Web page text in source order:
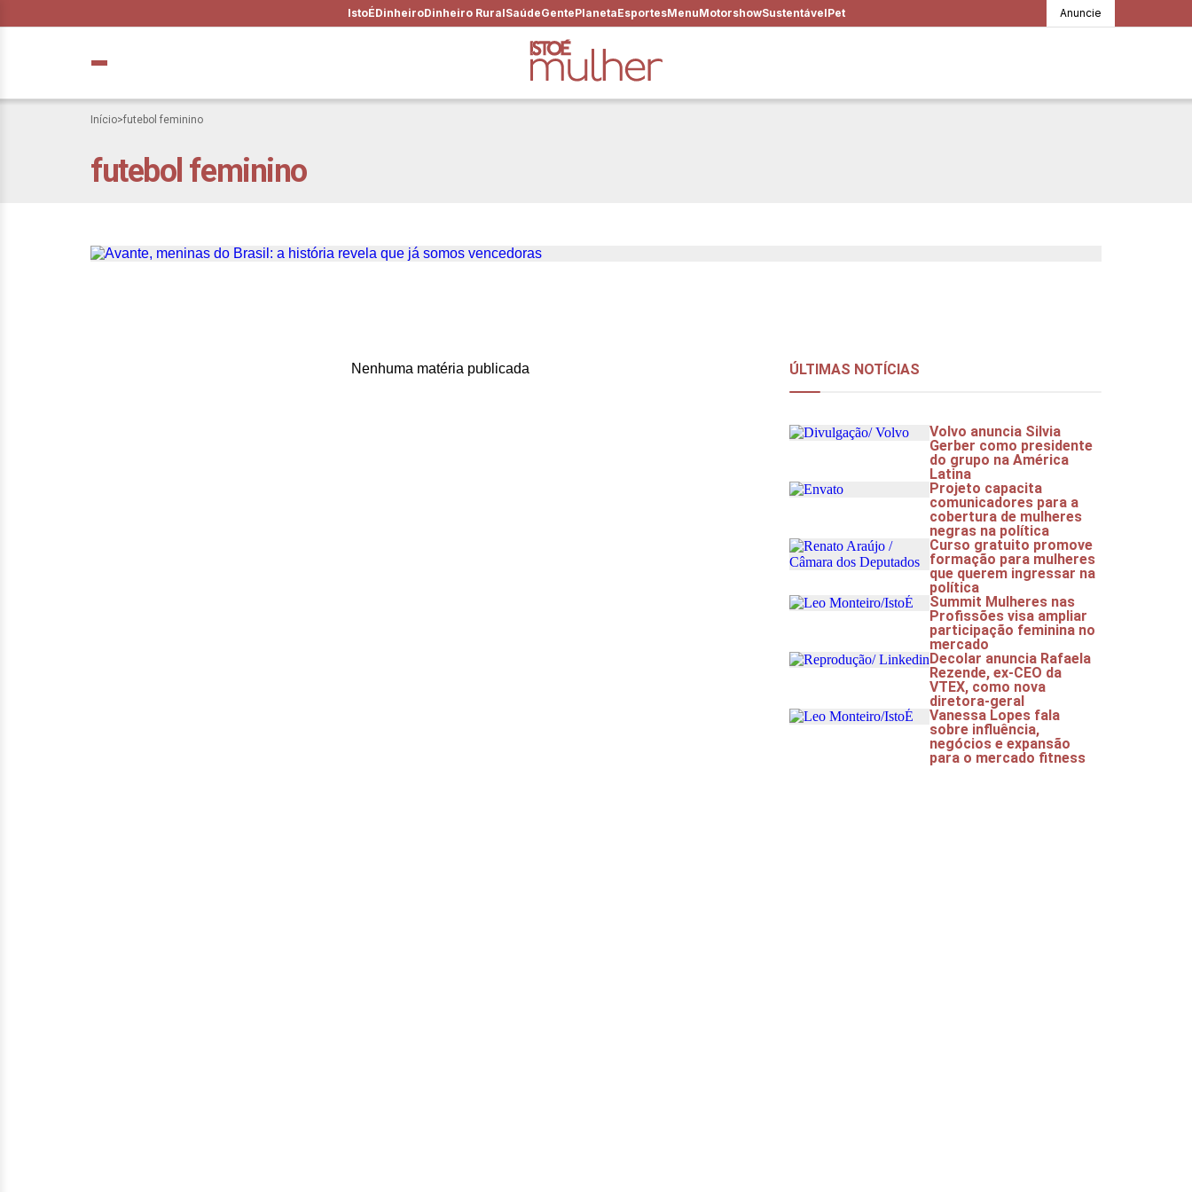
IstoÉDinheiroDinheiro RuralSaúdeGentePlanetaEsportesMenuMotorshowSustentávelPet Anuncie
Início>futebol feminino
futebol feminino
Avante, meninas do Brasil: a história revela que já somos
Nenhuma matéria publicada